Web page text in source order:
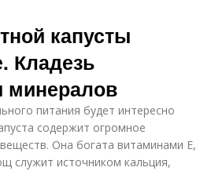
капусты
Кладезь
минералов
питания будет интересно
содержит огромное
Она богата витаминами Е,
служит источником кальция,